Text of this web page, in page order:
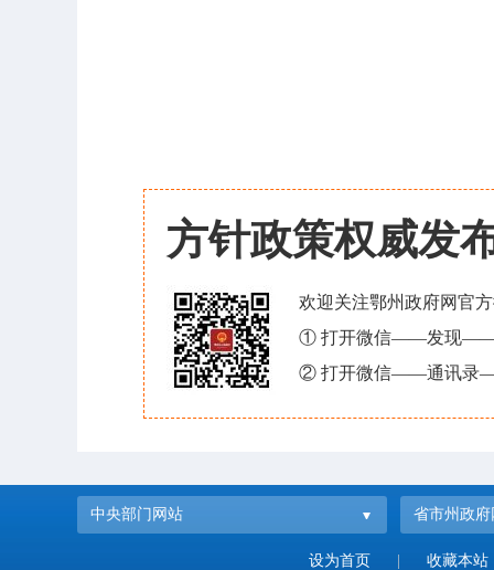
方针政策权威发
欢迎关注鄂州政府网官
① 打开微信——发现——
② 打开微信——通讯录
中央部门网站 省市州政府
设为首页 收藏本站